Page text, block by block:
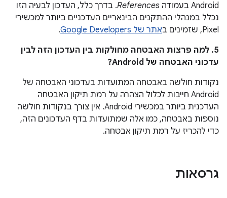
Android בעמודה
References. בדרך כלל, העדכון לבעיה הזו
נכלל במנהלי ההתקנים הבינאריים העדכניים ביותר למכשירי
Pixel, שזמינים ב
אתר של Google Developers
.
5. למה פרצות האבטחה מחולקות בין העדכון הזה לבין
עדכוני האבטחה של Android?
נקודות חולשה באבטחה המתועדות בעדכוני האבטחה של
Android חייבות לכלול הצהרה על רמת תיקון האבטחה
העדכנית ביותר במכשירי Android. אין צורך בנקודות חולשה
נוספות באבטחה, כמו אלה שמתועדות בדף העדכונים הזה,
כדי להכריז על רמת תיקון אבטחה.
גרסאות